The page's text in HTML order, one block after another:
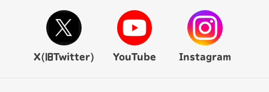
X(旧Twitter) YouTube Instagram